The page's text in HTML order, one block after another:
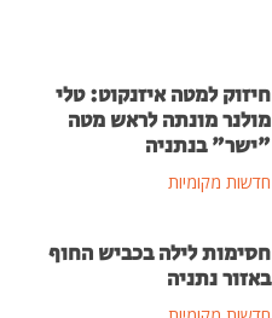
חיזוק למטה איזנקוט: טלי
מולנר מונתה לראש מטה
"ישר" בנתניה
חדשות מקומיות
חסימות לילה בכביש החוף
באזור נתניה